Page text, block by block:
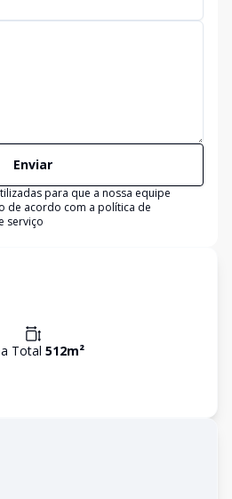
Enviar
para que a nossa equipe
de acordo com a política de
serviço
Total 512m²